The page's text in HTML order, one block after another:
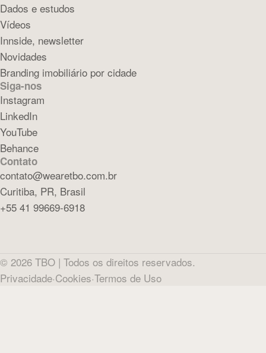
Dados e estudos
Vídeos
Innside, newsletter
Novidades
Branding imobiliário por cidade
Siga-nos
Instagram
LinkedIn
YouTube
Behance
Contato
contato@wearetbo.com.br
Curitiba, PR, Brasil
+55 41 99669-6918
© 2026 TBO | Todos os direitos reservados.
Privacidade·Cookies·Termos de Uso